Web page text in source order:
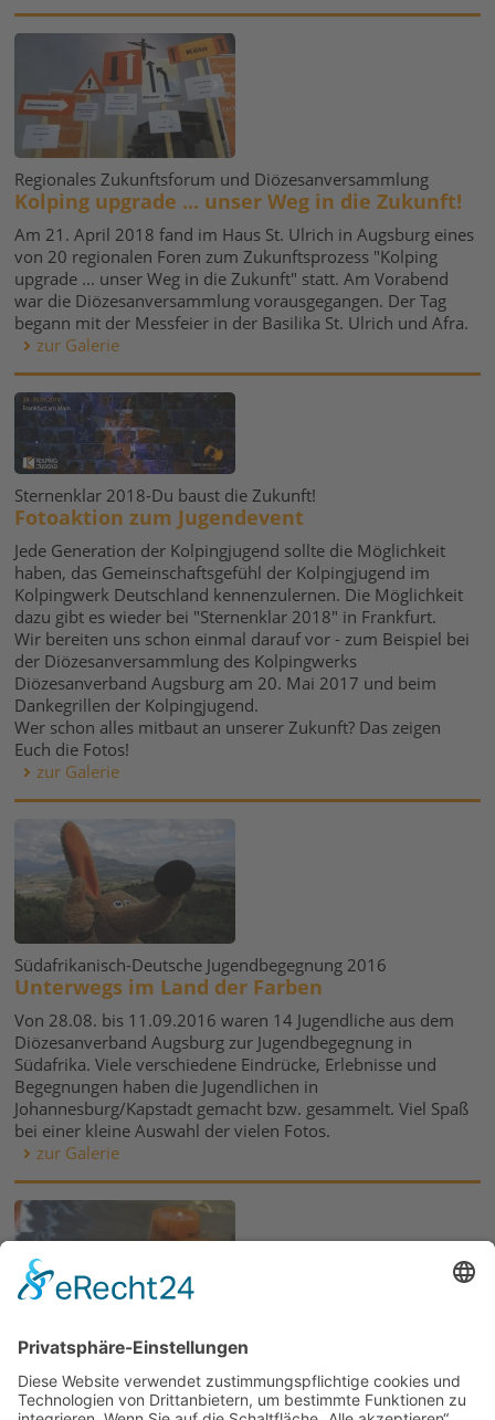
Regionales Zukunftsforum und Diözesanversammlung
Kolping upgrade ... unser Weg in die Zukunft!
Am 21. April 2018 fand im Haus St. Ulrich in Augsburg eines
von 20 regionalen Foren zum Zukunftsprozess "Kolping
upgrade ... unser Weg in die Zukunft" statt. Am Vorabend
war die Diözesanversammlung vorausgegangen. Der Tag
begann mit der Messfeier in der Basilika St. Ulrich und Afra.
zur Galerie
Sternenklar 2018-Du baust die Zukunft!
Fotoaktion zum Jugendevent
Jede Generation der Kolpingjugend sollte die Möglichkeit
haben, das Gemeinschaftsgefühl der Kolpingjugend im
Kolpingwerk Deutschland kennenzulernen. Die Möglichkeit
dazu gibt es wieder bei "Sternenklar 2018" in Frankfurt.
Wir bereiten uns schon einmal darauf vor - zum Beispiel bei
der Diözesanversammlung des Kolpingwerks
Diözesanverband Augsburg am 20. Mai 2017 und beim
Dankegrillen der Kolpingjugend.
Wer schon alles mitbaut an unserer Zukunft? Das zeigen
Euch die Fotos!
zur Galerie
Südafrikanisch-Deutsche Jugendbegegnung 2016
Unterwegs im Land der Farben
Von 28.08. bis 11.09.2016 waren 14 Jugendliche aus dem
Diözesanverband Augsburg zur Jugendbegegnung in
Südafrika. Viele verschiedene Eindrücke, Erlebnisse und
Begegnungen haben die Jugendlichen in
Johannesburg/Kapstadt gemacht bzw. gesammelt. Viel Spaß
bei einer kleine Auswahl der vielen Fotos.
zur Galerie
Mut tut gut!
Kolpingtag 2015
Am 4. Dezember 2015 sind es 150 Jahre, dass Adolph